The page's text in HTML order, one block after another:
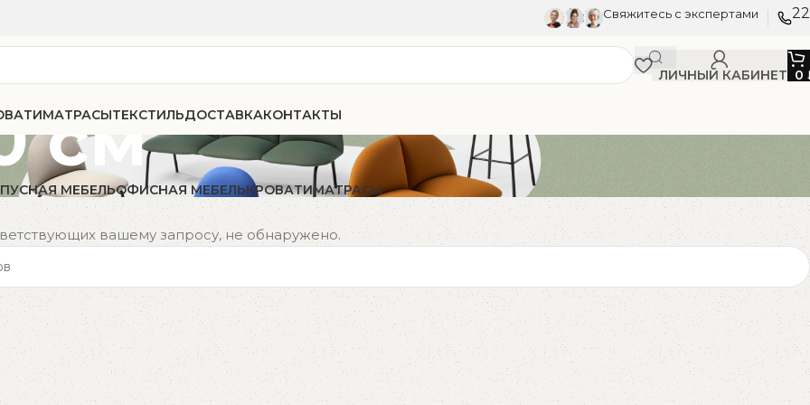
Свяжитесь с экспертами
ЛИЧНЫЙ КАБИНЕТ 0
МАТРАСЫТЕКСТИЛЬДОСТАВКАКОНТАКТЫ
см
МЕБЕЛЬОФИСНАЯ МЕБЕЛЬКРОВАТИМАТРАСЫ
вашему запросу, не обнаружено.